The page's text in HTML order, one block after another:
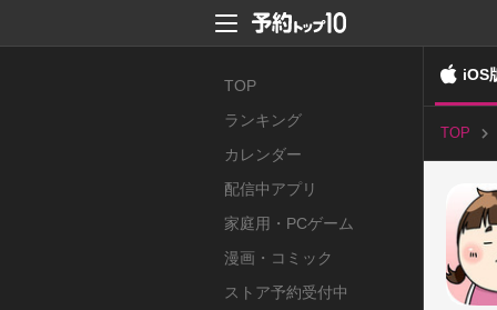
TOP
ランキング
カレンダー
配信中アプリ
家庭用・PCゲーム
漫画・コミック
ストア予約受付中
iOS
TOP